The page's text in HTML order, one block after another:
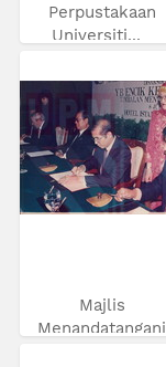
Perpustakaan
Universiti...
Majlis
Menandatangani